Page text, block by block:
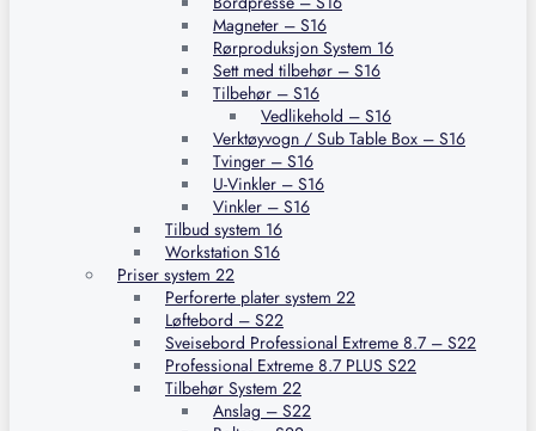
Magneter – S16
Rørproduksjon System 16
Sett med tilbehør – S16
Tilbehør – S16
Vedlikehold – S16
Verktøyvogn / Sub Table Box – S16
Tvinger – S16
U-Vinkler – S16
Vinkler – S16
Tilbud system 16
Workstation S16
Priser system 22
Perforerte plater system 22
Løftebord – S22
Sveisebord Professional Extreme 8.7 – S22
Professional Extreme 8.7 PLUS S22
Tilbehør System 22
Anslag – S22